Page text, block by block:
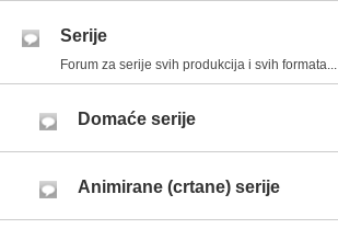
Serije
Forum za serije svih produkcija i svih formata...
Domaće serije
Animirane (crtane) serije